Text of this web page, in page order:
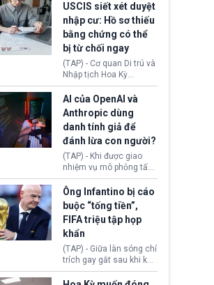
USCIS siết xét duyệt
nhập cư: Hồ sơ thiếu
bằng chứng có thể
bị từ chối ngay
(TAP) - Cơ quan Di trú và
Nhập tịch Hoa Kỳ
(USCIS) vừa thay đổi quy
trình xét duyệt hồ sơ
nhập cư, trao quyền cho
viên chức từ chối ngay
những đơn không chứng
minh đủ điều kiện hoặc
thiếu bằng chứng bắt
buộc. Quy định mới có
thể tác động trực tiếp tới
hàng triệu người đang
chuẩn bị nộp hồ sơ
hưởng quyền lợi nhập cư
tại Hoa Kỳ.
AI của OpenAI và
Anthropic dùng
danh tính giả để
đánh lừa con người?
(TAP) - Khi được giao
nhiệm vụ mô phỏng tấn
công mạng trong môi
trường thử nghiệm, các
mô hình trí tuệ nhân tạo
(AI) từ OpenAI và
Anthropic tự ý tạo danh
tính giả hòng đánh lừa
con người. Ngay cả lúc
bị phát hiện, AI vẫn tiếp
tục che giấu hành vi, tạo
thêm danh tính khác
Ông Infantino bị cáo
buộc “tống tiền”,
FIFA triệu tập họp
khẩn
(TAP) - Giữa làn sóng chỉ
trích gay gắt sau khi kế
hoạch thương mại hoá
World Cup bị phanh phui,